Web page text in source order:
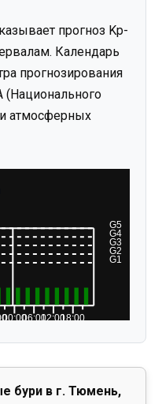
прогноз Kp-
Календарь
прогнозирования
(Национального
атмосферных
бури в г. Тюмень,